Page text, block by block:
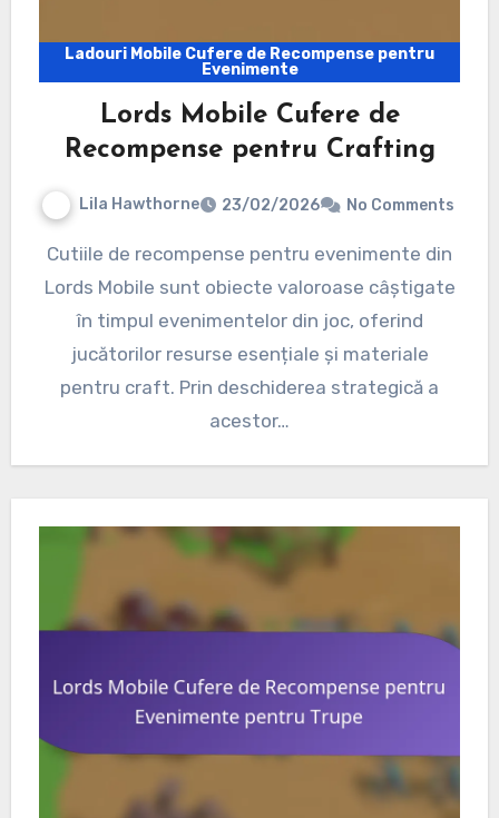
Ladouri Mobile Cufere de Recompense pentru
Evenimente
Lords Mobile Cufere de
Recompense pentru Crafting
Lila Hawthorne 23/02/2026 No Comments
Cutiile de recompense pentru evenimente din
Lords Mobile sunt obiecte valoroase câștigate
în timpul evenimentelor din joc, oferind
jucătorilor resurse esențiale și materiale
pentru craft. Prin deschiderea strategică a
acestor…